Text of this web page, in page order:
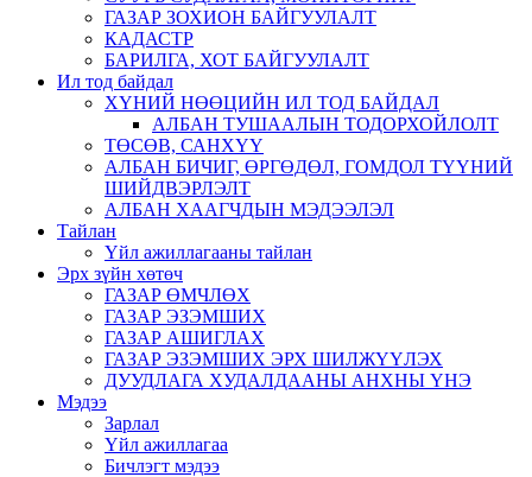
ГАЗАР ЗОХИОН БАЙГУУЛАЛТ
КАДАСТР
БАРИЛГА, ХОТ БАЙГУУЛАЛТ
Ил тод байдал
ХҮНИЙ НӨӨЦИЙН ИЛ ТОД БАЙДАЛ
АЛБАН ТУШААЛЫН ТОДОРХОЙЛОЛТ
ТӨСӨВ, САНХҮҮ
АЛБАН БИЧИГ, ӨРГӨДӨЛ, ГОМДОЛ ТҮҮНИЙ
ШИЙДВЭРЛЭЛТ
АЛБАН ХААГЧДЫН МЭДЭЭЛЭЛ
Тайлан
Үйл ажиллагааны тайлан
Эрх зүйн хөтөч
ГАЗАР ӨМЧЛӨХ
ГАЗАР ЭЗЭМШИХ
ГАЗАР АШИГЛАХ
ГАЗАР ЭЗЭМШИХ ЭРХ ШИЛЖҮҮЛЭХ
ДУУДЛАГА ХУДАЛДААНЫ АНХНЫ ҮНЭ
Мэдээ
Зарлал
Үйл ажиллагаа
Бичлэгт мэдээ